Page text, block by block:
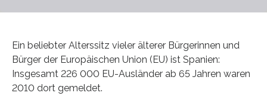
Ein beliebter Alterssitz vieler älterer Bürgerinnen und
Bürger der Europäischen Union (EU) ist Spanien:
Insgesamt 226 000 EU-Ausländer ab 65 Jahren waren
2010 dort gemeldet.